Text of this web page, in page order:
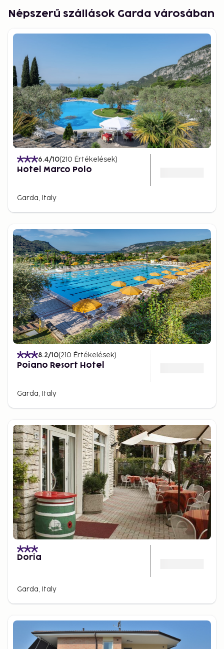
Népszerű szállások Garda városában
6.4/10(210 Értékelések)
Hotel Marco Polo
Garda, Italy
8.2/10(210 Értékelések)
Poiano Resort Hotel
Garda, Italy
Doria
Garda, Italy